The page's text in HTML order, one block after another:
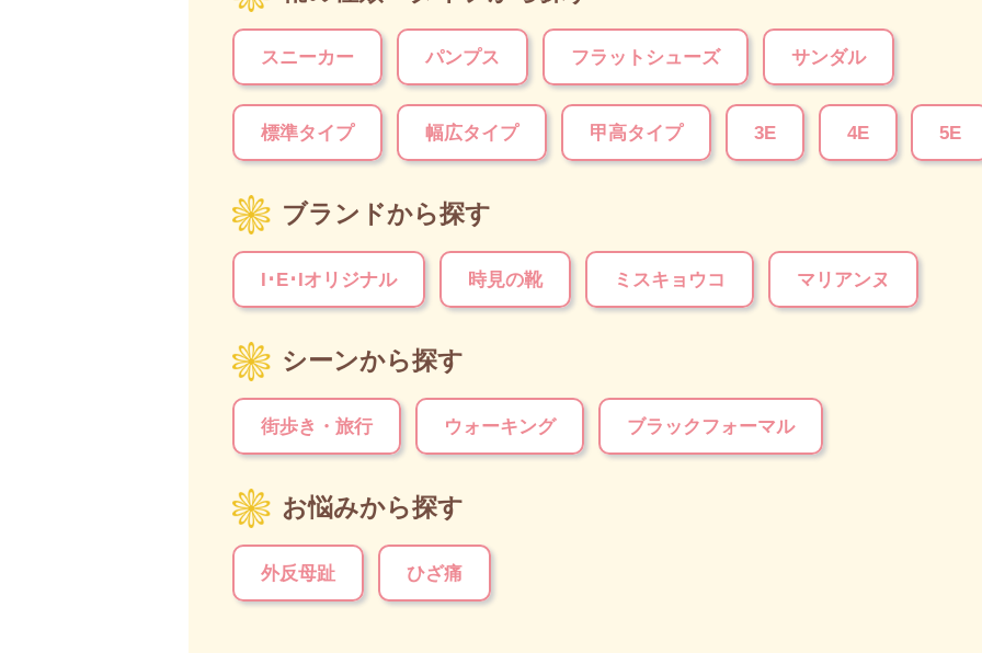
スニーカー パンプス フラットシューズ サンダル
標準タイプ 幅広タイプ 甲高タイプ 3E 4E 5E
ブランドから探す
I･E･Iオリジナル 時見の靴 ミスキョウコ マリアンヌ
シーンから探す
街歩き・旅行 ウォーキング ブラックフォーマル
お悩みから探す
外反母趾 ひざ痛